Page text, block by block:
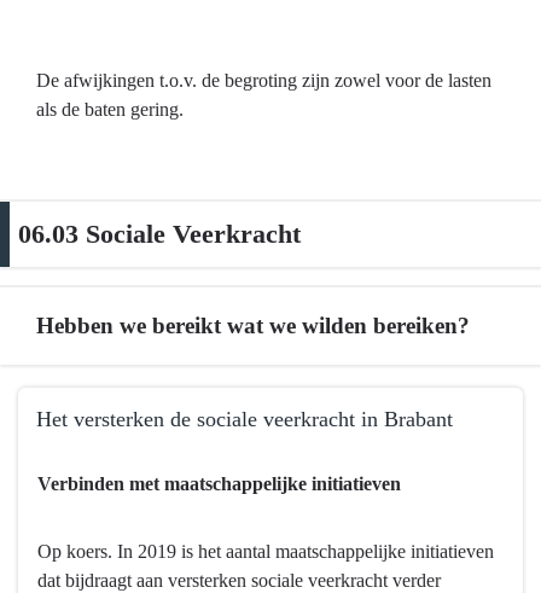
De afwijkingen t.o.v. de begroting zijn zowel voor de lasten
als de baten gering.
06.03 Sociale Veerkracht
Hebben we bereikt wat we wilden bereiken?
Sociale
Veerkracht
Het versterken de sociale veerkracht in Brabant
naar
06.03
Verbinden met maatschappelijke initiatieven
Op koers. In 2019 is het aantal maatschappelijke initiatieven
dat bijdraagt aan versterken sociale veerkracht verder